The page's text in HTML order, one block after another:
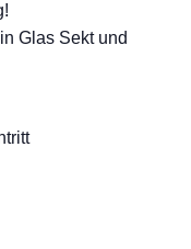
Glas Sekt und